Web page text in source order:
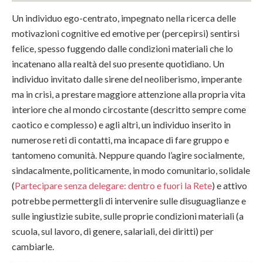
Un individuo ego-centrato, impegnato nella ricerca delle
motivazioni cognitive ed emotive per (percepirsi) sentirsi
felice, spesso fuggendo dalle condizioni materiali che lo
incatenano alla realtà del suo presente quotidiano. Un
individuo invitato dalle sirene del neoliberismo, imperante
ma in crisi, a prestare maggiore attenzione alla propria vita
interiore che al mondo circostante (descritto sempre come
caotico e complesso) e agli altri, un individuo inserito in
numerose reti di contatti, ma incapace di fare gruppo e
tantomeno comunità. Neppure quando l’agire socialmente,
sindacalmente, politicamente, in modo comunitario, solidale
(Partecipare senza delegare: dentro e fuori la Rete) e attivo
potrebbe permettergli di intervenire sulle disuguaglianze e
sulle ingiustizie subite, sulle proprie condizioni materiali (a
scuola, sul lavoro, di genere, salariali, dei diritti) per
cambiarle.